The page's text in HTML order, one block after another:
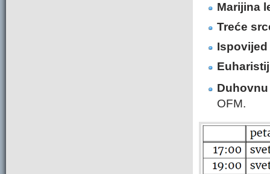
Marijina
Treće
Ispovijed
OFM.